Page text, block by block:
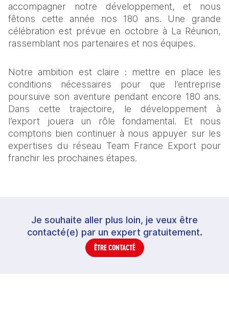
accompagner notre développement, et nous
fêtons cette année nos 180 ans. Une grande
célébration est prévue en octobre à La Réunion,
rassemblant nos partenaires et nos équipes.
Notre ambition est claire : mettre en place les
conditions nécessaires pour que l’entreprise
poursuive son aventure pendant encore 180 ans.
Dans cette trajectoire, le développement à
l’export jouera un rôle fondamental. Et nous
comptons bien continuer à nous appuyer sur les
expertises du réseau Team France Export pour
franchir les prochaines étapes.
Je souhaite aller plus loin, je veux être
contacté(e) par un expert gratuitement.
ÊTRE CONTACTÉ